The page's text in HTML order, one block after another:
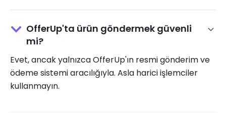
OfferUp'ta ürün göndermek güvenli
mi?
Evet, ancak yalnızca OfferUp'ın resmi gönderim ve
ödeme sistemi aracılığıyla. Asla harici işlemciler
kullanmayın.